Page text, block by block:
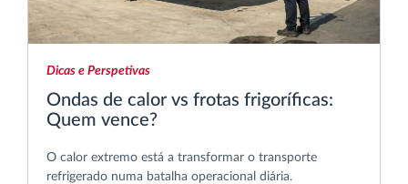
Dicas e Perspetivas
Ondas de calor vs frotas frigoríficas:
Quem vence?
O calor extremo está a transformar o transporte
refrigerado numa batalha operacional diária.